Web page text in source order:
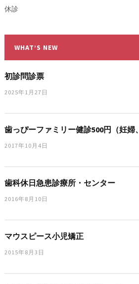
休診
WHAT’S NEW
初診問診票
2025年1月27日
歯っぴーファミリー健診500円（妊婦
2017年10月4日
歯科休日急患診療所・センター
2016年8月10日
マウスピース小児矯正
2015年8月3日